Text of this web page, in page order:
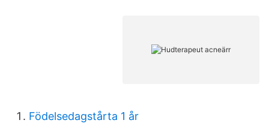
Födelsedagstårta 1 år